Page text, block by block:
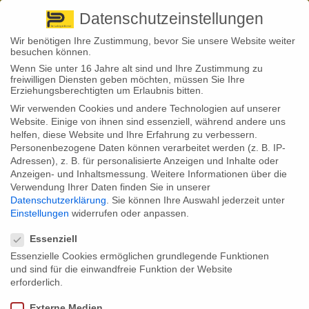
+ 49 3501 528571 |
Back to News
14
Nov.
Stephan Fröhlich
Wie sehr die Psyche die Lebensplanung von Menschen
beeinträchtigen kann, zeigen aktuelle Zahlen der Deutschen
Rentenversicherung. Bei 40 von 100 Neurentnern, die erstmals eine
Krankheiten der Auslöser hierfür.
Immer mehr Menschen geben aufgrund einer psychischen Krankheit
vorzeitig ihre Erwerbsarbeit auf. Das zeigen aktuelle Zahlen der
Deutschen Rentenversicherung (DRV), über die RP-Online mit
Datenschutzeinstellungen
Wir benötigen Ihre Zustimmung, bevor Sie unsere Website weiter
besuchen können.
Wenn Sie unter 16 Jahre alt sind und Ihre Zustimmung zu
freiwilligen Diensten geben möchten, müssen Sie Ihre
Erziehungsberechtigten um Erlaubnis bitten.
Wir verwenden Cookies und andere Technologien auf unserer
Website. Einige von ihnen sind essenziell, während andere uns
helfen, diese Website und Ihre Erfahrung zu verbessern.
Personenbezogene Daten können verarbeitet werden (z. B. IP-
Adressen), z. B. für personalisierte Anzeigen und Inhalte oder
Anzeigen- und Inhaltsmessung. Weitere Informationen über die
Verwendung Ihrer Daten finden Sie in unserer
Datenschutzerklärung
Sie können Ihre Auswahl jederzeit unter
Einstellungen widerrufen oder anpassen.
Essenziell
Essenzielle Cookies ermöglichen grundlegende Funktionen
und sind für die einwandfreie Funktion der Website
erforderlich.